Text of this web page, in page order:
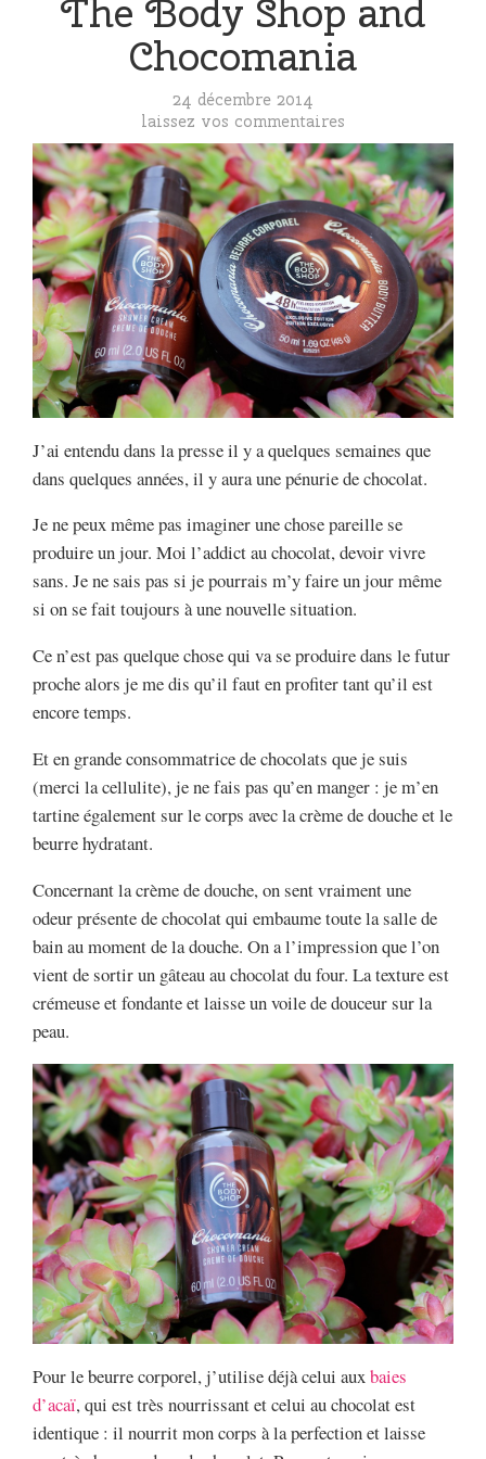
The Body Shop and
Chocomania
24 décembre 2014
laissez vos commentaires
J’ai entendu dans la presse il y a quelques semaines que
dans quelques années, il y aura une pénurie de chocolat.
Je ne peux même pas imaginer une chose pareille se
produire un jour. Moi l’addict au chocolat, devoir vivre
sans. Je ne sais pas si je pourrais m’y faire un jour même
si on se fait toujours à une nouvelle situation.
Ce n’est pas quelque chose qui va se produire dans le futur
proche alors je me dis qu’il faut en profiter tant qu’il est
encore temps.
Et en grande consommatrice de chocolats que je suis
(merci la cellulite), je ne fais pas qu’en manger : je m’en
tartine également sur le corps avec la crème de douche et le
beurre hydratant.
Concernant la crème de douche, on sent vraiment une
odeur présente de chocolat qui embaume toute la salle de
bain au moment de la douche. On a l’impression que l’on
vient de sortir un gâteau au chocolat du four. La texture est
crémeuse et fondante et laisse un voile de douceur sur la
peau.
Pour le beurre corporel, j’utilise déjà celui auxbaies
d’acaï, qui est très nourrissant et celui au chocolat est
identique : il nourrit mon corps à la perfection et laisse